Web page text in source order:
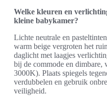
Welke kleuren en
kleine babykamer?
Lichte neutrale en
warm beige vergroten het
daglicht met laagjes
bij de commode en
3000K). Plaats spiegels
verdubbelen en gebruik
veiligheid.